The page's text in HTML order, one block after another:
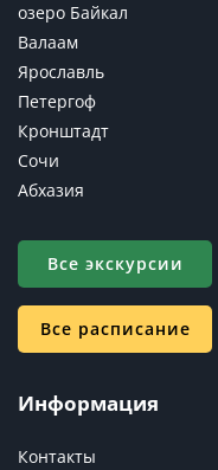
озеро Байкал
Валаам
Ярославль
Петергоф
Кронштадт
Сочи
Абхазия
Все экскурсии
Все расписание
Информация
Контакты